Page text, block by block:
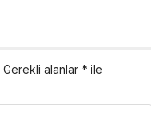
Gerekli alanlar * ile